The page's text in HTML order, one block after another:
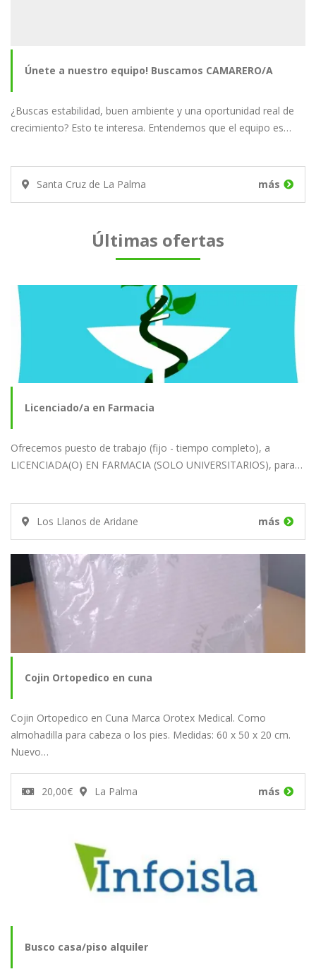
Únete a nuestro equipo! Buscamos CAMARERO/A
¿Buscas estabilidad, buen ambiente y una oportunidad real de
crecimiento? Esto te interesa. Entendemos que el equipo es…
Santa Cruz de La Palma más
Últimas ofertas
Licenciado/a en Farmacia
Ofrecemos puesto de trabajo (fijo - tiempo completo), a
LICENCIADA(O) EN FARMACIA (SOLO UNIVERSITARIOS), para…
Los Llanos de Aridane más
Cojin Ortopedico en cuna
Cojin Ortopedico en Cuna Marca Orotex Medical. Como
almohadilla para cabeza o los pies. Medidas: 60 x 50 x 20 cm.
Nuevo…
20,00€ La Palma más
Busco casa/piso alquiler